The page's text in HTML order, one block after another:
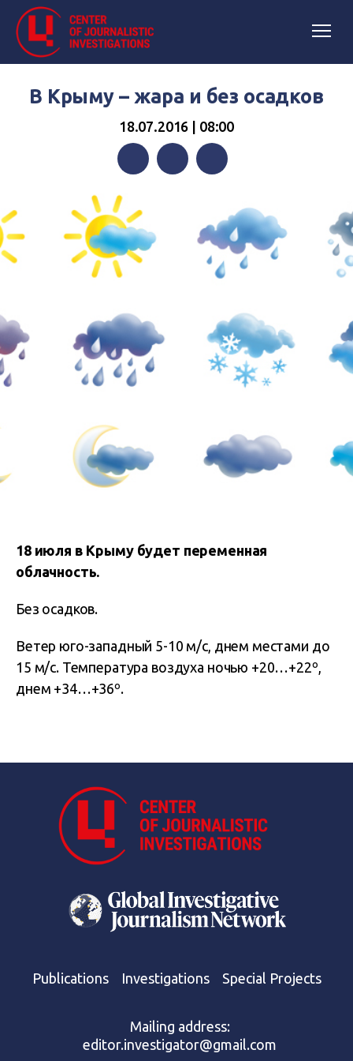
В Крыму – жара и без осадков
18.07.2016 | 08:00
18 июля в Крыму будет переменная
облачность.
Без осадков.
Ветер юго-западный 5-10 м/с, днем местами до
15 м/с. Температура воздуха ночью +20…+22º,
днем +34…+36º.
Publications Investigations Special Projects
Mailing address:
editor.investigator@gmail.com